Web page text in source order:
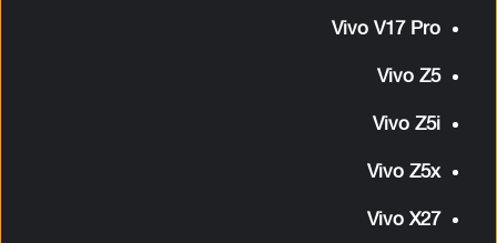
Vivo V17 Pro
Vivo Z5
Vivo Z5i
Vivo Z5x
Vivo X27